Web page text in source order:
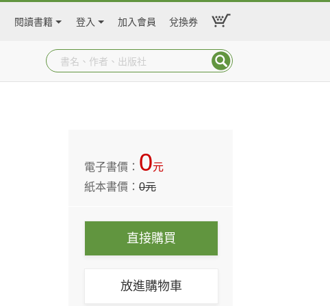
閱讀書籍 登入 加入會員 兌換券
電子書價： 0元
紙本書價：0元
直接購買
放進購物車